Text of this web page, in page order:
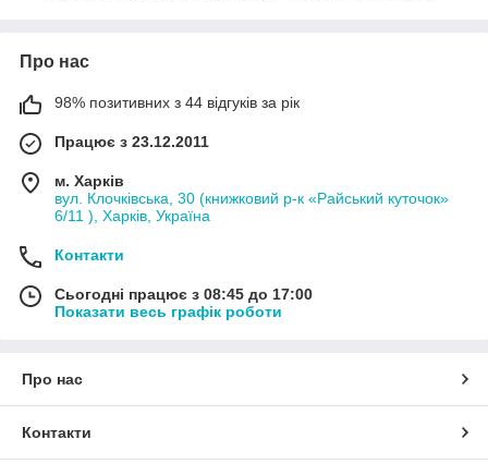
Про нас
98% позитивних з 44 відгуків за рік
Працює з 23.12.2011
м. Харків
вул. Клочківська, 30 (книжковий р-к «Райський куточок»
6/11 ), Харків, Україна
Контакти
Сьогодні працює з 08:45 до 17:00
Показати весь графік роботи
Про нас
Контакти